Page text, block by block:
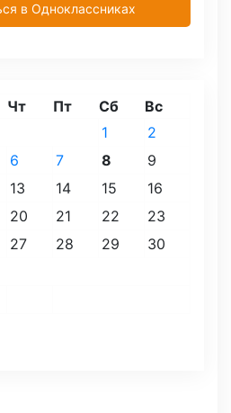
в Одноклассниках
Чт Пт Сб Вс
1
2
6 7 8
9
13 14 15
16
20 21 22
23
27 28 29
30